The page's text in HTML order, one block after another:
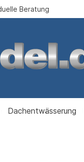
Beratung
Dachentwässerung